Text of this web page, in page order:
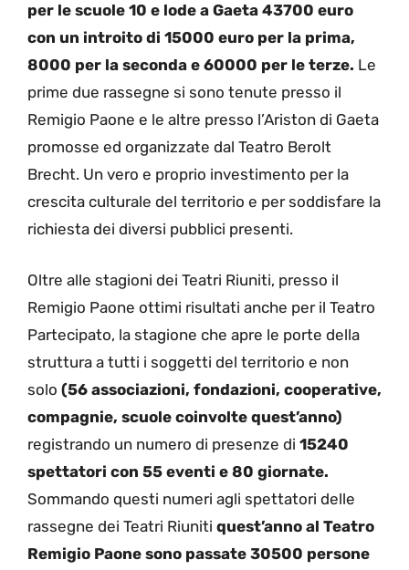
per le scuole 10 e lode a Gaeta 43700 euro
con un introito di 15000 euro per la prima,
8000 per la seconda e 60000 per le terze. Le
prime due rassegne si sono tenute presso il
Remigio Paone e le altre presso l’Ariston di Gaeta
promosse ed organizzate dal Teatro Berolt
Brecht. Un vero e proprio investimento per la
crescita culturale del territorio e per soddisfare la
richiesta dei diversi pubblici presenti.
Oltre alle stagioni dei Teatri Riuniti, presso il
Remigio Paone ottimi risultati anche per il Teatro
Partecipato, la stagione che apre le porte della
struttura a tutti i soggetti del territorio e non
solo (56 associazioni, fondazioni, cooperative,
compagnie, scuole coinvolte quest’anno)
registrando un numero di presenze di 15240
spettatori con 55 eventi e 80 giornate.
Sommando questi numeri agli spettatori delle
rassegne dei Teatri Riuniti quest’anno al Teatro
Remigio Paone sono passate 30500 persone